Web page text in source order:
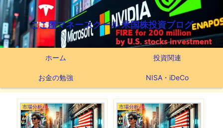
ここ屋マネースクール 米国株投資ブログ
ホーム 投資関連
お金の勉強 NISA・iDeCo
市場分析 市場分析